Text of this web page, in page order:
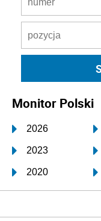
Monitor Polski
2026
2023
2020
2017
2014